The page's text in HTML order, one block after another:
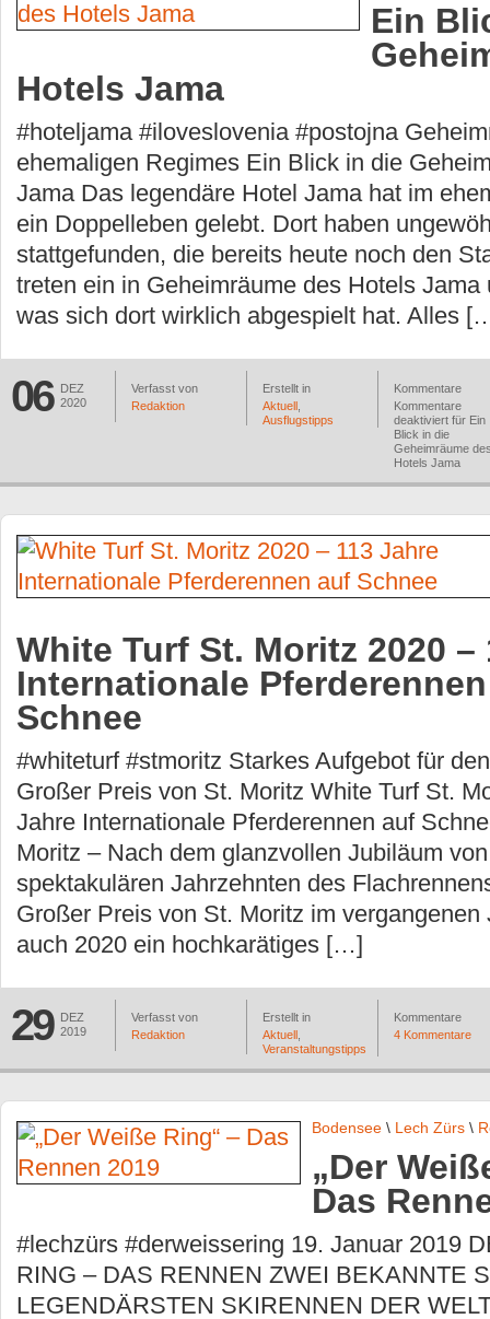
Ein
Hotels Jama
#hoteljama #iloveslovenia #postojna
ehemaligen Regimes Ein Blick in die
Jama Das legendäre Hotel Jama hat im
ein Doppelleben gelebt. Dort haben
stattgefunden, die bereits heute noch den
treten ein in Geheimräume des Hotels Jama
was sich dort wirklich abgespielt hat. Alles
06
DEZ
2020
Verfasst von
Redaktion
Erstellt in
Aktuell
Ausflugstipps
Kommentare
Kommentare
deaktiviert für Ein
Blick in die
Geheimräume
Hotels Jama
White Turf St. Moritz 2020 –
Internationale
Schnee
#whiteturf #stmoritz Starkes Aufgebot für
Großer Preis von St. Moritz White Turf St.
Jahre Internationale Pferderennen auf
Moritz – Nach dem glanzvollen Jubiläum
spektakulären Jahrzehnten des
Großer Preis von St. Moritz im vergangenen
auch 2020 ein hochkarätiges […]
29
DEZ
2019
Verfasst von
Redaktion
Erstellt in
Aktuell
Veranstaltungstipps
Kommentare
4 Kommentare
Bodensee \ Lech Zürs \
„Der
Das
#lechzürs #derweissering 19. Januar 2019
RING – DAS RENNEN ZWEI BEKANNTE
LEGENDÄRSTEN SKIRENNEN DER